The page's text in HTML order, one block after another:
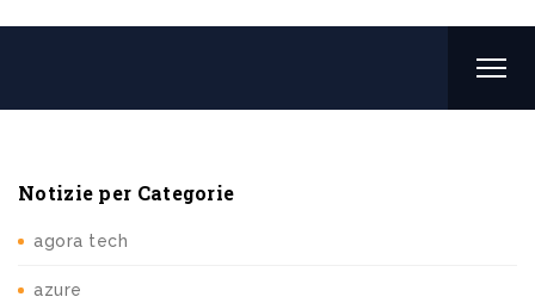
Notizie per Categorie
agora tech
azure